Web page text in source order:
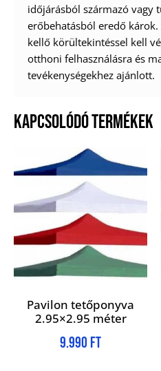
időjárásból származó vagy
erőbehatásból eredő
kellő körültekintéssel kell
otthoni felhasználásra és
tevékenységekhez ajánlott.
KAPCSOLÓDÓ TERMÉKEK
Pavilon tetőponyva
2.95×2.95 méter
9.990 Ft